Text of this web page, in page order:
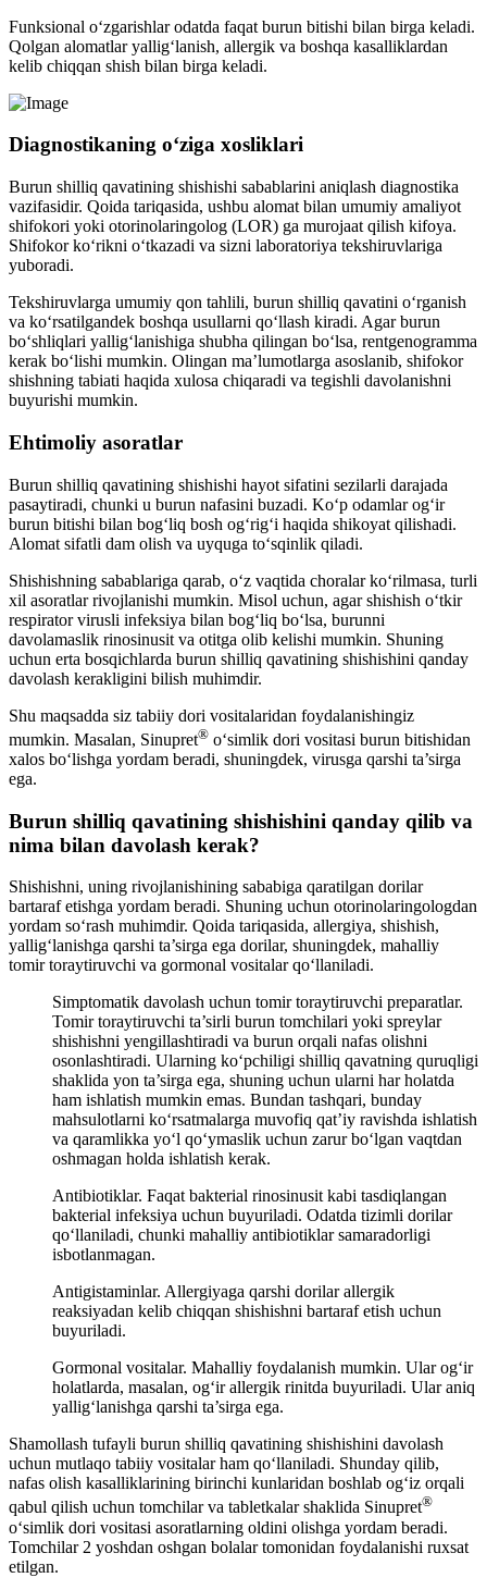
Funksional o‘zgarishlar odatda faqat burun bitishi bilan birga keladi.
Qolgan alomatlar yallig‘lanish, allergik va boshqa kasalliklardan
kelib chiqqan shish bilan birga keladi.
Diagnostikaning o‘ziga xosliklari
Burun shilliq qavatining shishishi sabablarini aniqlash diagnostika
vazifasidir. Qoida tariqasida, ushbu alomat bilan umumiy amaliyot
shifokori yoki otorinolaringolog (LOR) ga murojaat qilish kifoya.
Shifokor ko‘rikni o‘tkazadi va sizni laboratoriya tekshiruvlariga
yuboradi.
Tekshiruvlarga umumiy qon tahlili, burun shilliq qavatini o‘rganish
va ko‘rsatilgandek boshqa usullarni qo‘llash kiradi. Agar burun
bo‘shliqlari yallig‘lanishiga shubha qilingan bo‘lsa, rentgenogramma
kerak bo‘lishi mumkin. Olingan ma’lumotlarga asoslanib, shifokor
shishning tabiati haqida xulosa chiqaradi va tegishli davolanishni
buyurishi mumkin.
Ehtimoliy asoratlar
Burun shilliq qavatining shishishi hayot sifatini sezilarli darajada
pasaytiradi, chunki u burun nafasini buzadi. Ko‘p odamlar og‘ir
burun bitishi bilan bog‘liq bosh og‘rig‘i haqida shikoyat qilishadi.
Alomat sifatli dam olish va uyquga to‘sqinlik qiladi.
Shishishning sabablariga qarab, o‘z vaqtida choralar ko‘rilmasa, turli
xil asoratlar rivojlanishi mumkin. Misol uchun, agar shishish o‘tkir
respirator virusli infeksiya bilan bog‘liq bo‘lsa, burunni
davolamaslik rinosinusit va otitga olib kelishi mumkin. Shuning
uchun erta bosqichlarda burun shilliq qavatining shishishini qanday
davolash kerakligini bilish muhimdir.
Shu maqsadda siz tabiiy dori vositalaridan foydalanishingiz
mumkin. Masalan, Sinupret® o‘simlik dori vositasi burun bitishidan
xalos bo‘lishga yordam beradi, shuningdek, virusga qarshi ta’sirga
ega.
Burun shilliq qavatining shishishini qanday qilib va
nima bilan davolash kerak?
Shishishni, uning rivojlanishining sababiga qaratilgan dorilar
bartaraf etishga yordam beradi. Shuning uchun otorinolaringologdan
yordam so‘rash muhimdir. Qoida tariqasida, allergiya, shishish,
yallig‘lanishga qarshi ta’sirga ega dorilar, shuningdek, mahalliy
tomir toraytiruvchi va gormonal vositalar qo‘llaniladi.
Simptomatik davolash uchun tomir toraytiruvchi preparatlar.
Tomir toraytiruvchi ta’sirli burun tomchilari yoki spreylar
shishishni yengillashtiradi va burun orqali nafas olishni
osonlashtiradi. Ularning ko‘pchiligi shilliq qavatning quruqligi
shaklida yon ta’sirga ega, shuning uchun ularni har holatda
ham ishlatish mumkin emas. Bundan tashqari, bunday
mahsulotlarni ko‘rsatmalarga muvofiq qat’iy ravishda ishlatish
va qaramlikka yo‘l qo‘ymaslik uchun zarur bo‘lgan vaqtdan
oshmagan holda ishlatish kerak.
Antibiotiklar. Faqat bakterial rinosinusit kabi tasdiqlangan
bakterial infeksiya uchun buyuriladi. Odatda tizimli dorilar
qo‘llaniladi, chunki mahalliy antibiotiklar samaradorligi
isbotlanmagan.
Antigistaminlar. Allergiyaga qarshi dorilar allergik
reaksiyadan kelib chiqqan shishishni bartaraf etish uchun
buyuriladi.
Gormonal vositalar. Mahalliy foydalanish mumkin. Ular og‘ir
holatlarda, masalan, og‘ir allergik rinitda buyuriladi. Ular aniq
yallig‘lanishga qarshi ta’sirga ega.
Shamollash tufayli burun shilliq qavatining shishishini davolash
uchun mutlaqo tabiiy vositalar ham qo‘llaniladi. Shunday qilib,
nafas olish kasalliklarining birinchi kunlaridan boshlab og‘iz orqali
qabul qilish uchun tomchilar va tabletkalar shaklida Sinupret®
o‘simlik dori vositasi asoratlarning oldini olishga yordam beradi.
Tomchilar 2 yoshdan oshgan bolalar tomonidan foydalanishi ruxsat
etilgan.